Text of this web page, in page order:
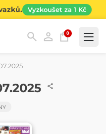
Vyzkoušet za 1 Kč
0